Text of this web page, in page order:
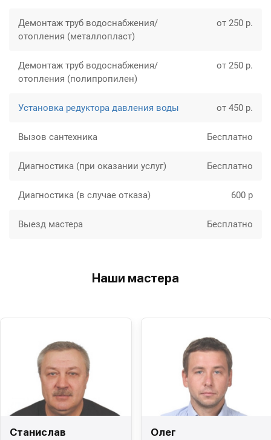
Демонтаж труб водоснабжения/
отопления (металлопласт)
от 250 р.
Демонтаж труб водоснабжения/
отопления (полипропилен)
от 250 р.
Установка редуктора давления воды от 450 р.
Вызов сантехника Бесплатно
Диагностика (при оказании услуг) Бесплатно
Диагностика (в случае отказа) 600 р
Выезд мастера Бесплатно
Наши мастера
Станислав Олег